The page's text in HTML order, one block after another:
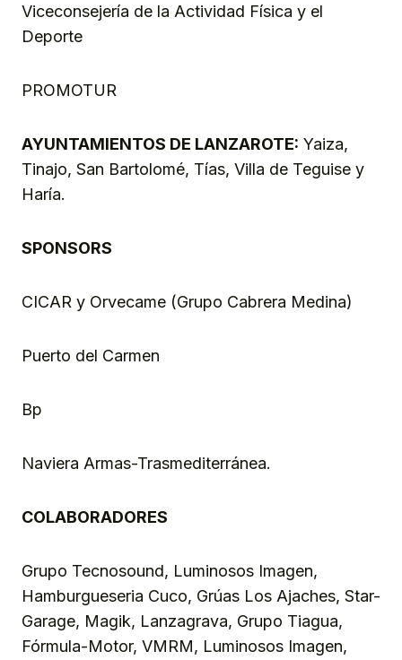
Viceconsejería de la Actividad Física y el
Deporte
PROMOTUR
AYUNTAMIENTOS DE LANZAROTE: Yaiza,
Tinajo, San Bartolomé, Tías, Villa de Teguise y
Haría.
SPONSORS
CICAR y Orvecame (Grupo Cabrera Medina)
Puerto del Carmen
Bp
Naviera Armas-Trasmediterránea.
COLABORADORES
Grupo Tecnosound, Luminosos Imagen,
Hamburgueseria Cuco, Grúas Los Ajaches, Star-
Garage, Magik, Lanzagrava, Grupo Tiagua,
Fórmula-Motor, VMRM, Luminosos Imagen,